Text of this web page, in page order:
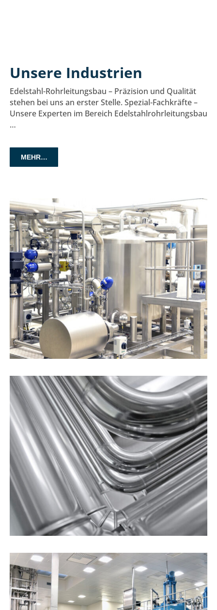
Unsere Industrien
Edelstahl-Rohrleitungsbau – Präzision und Qualität
stehen bei uns an erster Stelle. Spezial-Fachkräfte –
Unsere Experten im Bereich Edelstahlrohrleitungsbau
…
MEHR…